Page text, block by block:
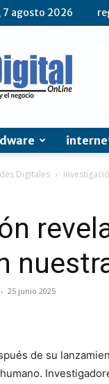
7 agosto 2026
Digitales
- 25 junio 2025
de su